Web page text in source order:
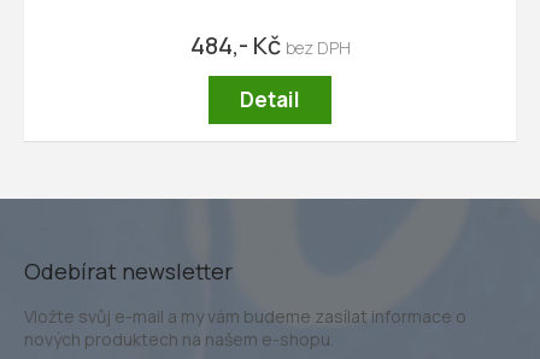
484,- Kč
Detail
Odebírat newsletter
Vložte svůj e-mail a my vám budeme zasílat informace o
nových produktech na našem e-shopu.